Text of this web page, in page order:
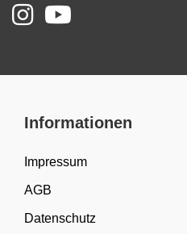
Informationen
Impressum
AGB
Datenschutz